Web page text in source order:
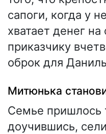
сапоги, когда у
хватает денег
приказчику
оброк для
Митюнька
Семье пришлось
доучившись,